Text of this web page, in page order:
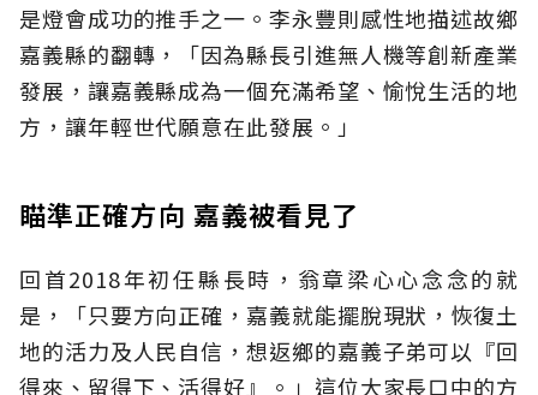
是燈會成功的推手之一。李永豐則感性地描述故鄉
嘉義縣的翻轉，「因為縣長引進無人機等創新產業
發展，讓嘉義縣成為一個充滿希望、愉悅生活的地
方，讓年輕世代願意在此發展。」
瞄準正確方向 嘉義被看見了
回首2018年初任縣長時，翁章梁心心念念的就
是，「只要方向正確，嘉義就能擺脫現狀，恢復土
地的活力及人民自信，想返鄉的嘉義子弟可以『回
得來、留得下、活得好』。」這位大家長口中的方